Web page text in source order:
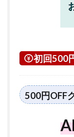
初回500
500円OFF